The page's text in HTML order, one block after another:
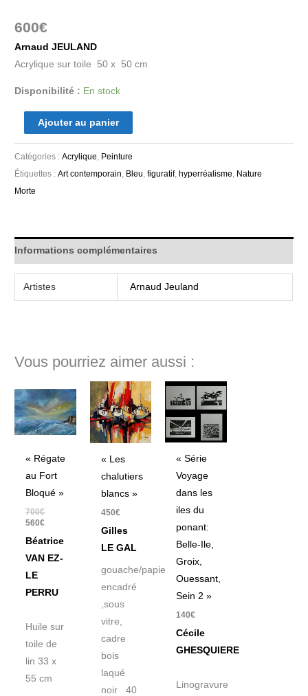
600€
Arnaud JEULAND
Acrylique sur toile 50 x 50 cm
Disponibilité : En stock
Ajouter au panier
Catégories :Acrylique Peinture
Étiquettes :Art contemporain Bleu ,figuratif,hyperréalisme Nature
Morte
Informations complémentaires
Artistes Arnaud Jeuland
Vous pourriez aimer aussi :
« Régate
au Fort
Bloqué »
700€
prix
initial
était :
700€.
560€
prix
actuel
est :
560€.
Béatrice
VAN EZ-
LE
PERRU
Huile sur
toile de
lin 33 x
55 cm
« Les
chalutiers
blancs »
450€
Gilles
LE GAL
gouache/papier
encadré
,sous
vitre,
cadre
bois
laqué
noir 40
« Série
Voyage
dans les
iles du
ponant:
Belle-Ile,
Groix,
Ouessant,
Sein 2 »
140€
Cécile
GHESQUIERE
Linogravure